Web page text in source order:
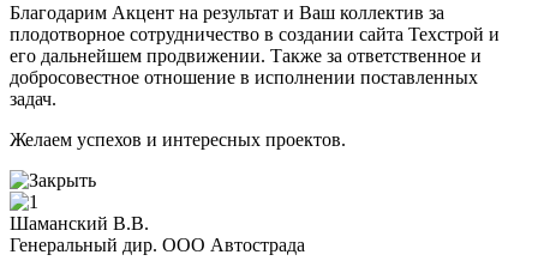
Благодарим Акцент на результат и Ваш коллектив за
плодотворное сотрудничество в создании сайта Техстрой и
его дальнейшем продвижении. Также за ответственное и
добросовестное отношение в исполнении поставленных
задач.
Желаем успехов и интересных проектов.
Шаманский В.В.
Генеральный дир. ООО Автострада